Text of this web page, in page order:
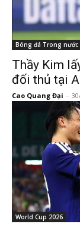
Bóng đá Trong nước
Thầy Kim
đối thủ tại
Cao Quang Đại -
World Cup 2026